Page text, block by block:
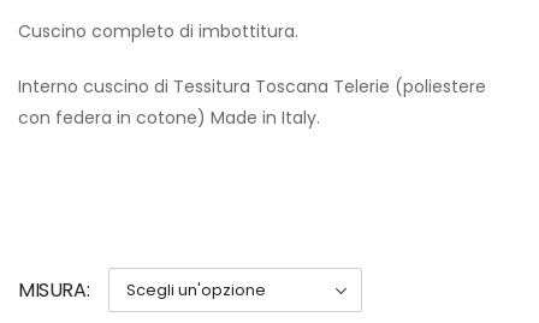
Cuscino completo di imbottitura.
Interno cuscino di Tessitura Toscana Telerie (poliestere
con federa in cotone) Made in Italy.
MISURA